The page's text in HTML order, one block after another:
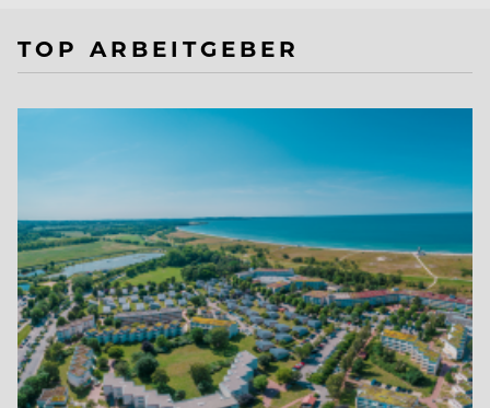
TOP ARBEITGEBER